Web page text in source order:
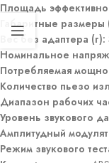
Площадь
Габаритные размеры
Вес без адаптера (г):
Номинальное
Потребляемая
Количество пьезо
Диапазон рабочих
Уровень звукового
Амплитудный
Режим звукового